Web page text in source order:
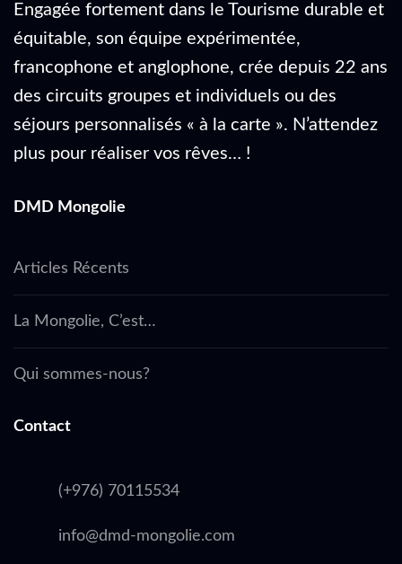
Engagée fortement dans le Tourisme durable et
équitable, son équipe expérimentée,
francophone et anglophone, crée depuis 22 ans
des circuits groupes et individuels ou des
séjours personnalisés « à la carte ». N’attendez
plus pour réaliser vos rêves… !
DMD Mongolie
Articles Récents
La Mongolie, C’est…
Qui sommes-nous?
Contact
(+976) 70115534
info@dmd-mongolie.com